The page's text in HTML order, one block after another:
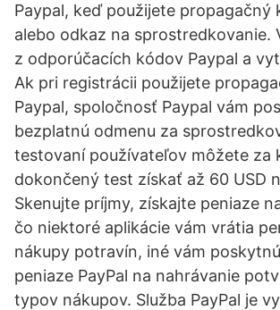
Paypal, keď použijete propagačný
alebo odkaz na sprostredkovanie.
z odporúčacích kódov Paypal a
Ak pri registrácii použijete
Paypal, spoločnosť Paypal vám
bezplatnú odmenu za
testovaní používateľov môžete za
dokončený test získať až 60 USD
Skenujte príjmy, získajte peniaze
čo niektoré aplikácie vám vrátia
nákupy potravín, iné vám
peniaze PayPal na nahrávanie
typov nákupov. Služba PayPal je